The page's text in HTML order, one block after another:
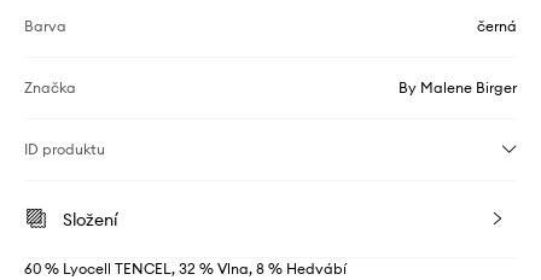
Barva černá
Značka By Malene Birger
ID produktu
Složení
60 % Lyocell TENCEL, 32 % Vlna, 8 % Hedvábí